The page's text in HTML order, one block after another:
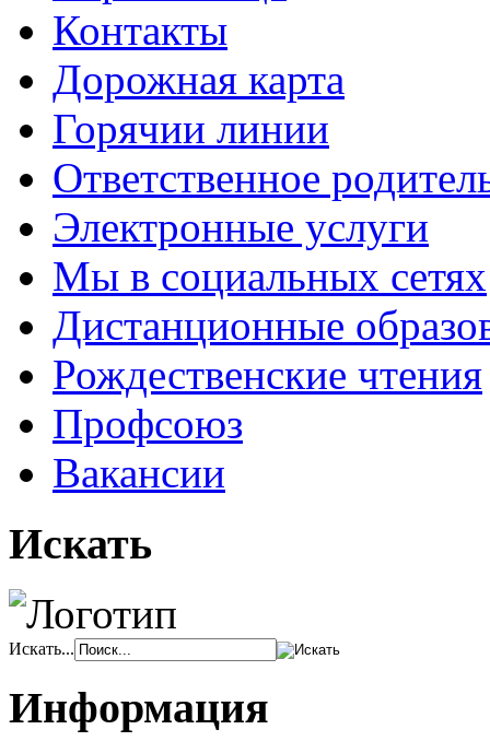
Контакты
Дорожная карта
Горячии линии
Ответственное
Электронные услуги
Мы в социальных сетях
Дистанционные
Рождественские чтения
Профсоюз
Вакансии
Искать
Искать...
Информация